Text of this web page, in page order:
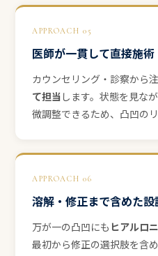
APPROACH 05
医師が一貫して直接施術
カウンセリング・診察から
て担当 します。状態を見な
微調整できるため、凸凹の
APPROACH 06
溶解・修正まで含めた設
万が一の凸凹にも ヒアルロ
最初から修正の選択肢を含